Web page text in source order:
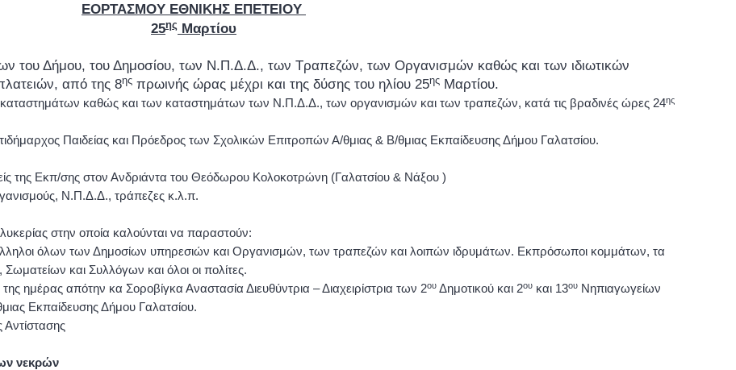
ΕΟΡΤΑΣΜΟΥ ΕΘΝΙΚΗΣ ΕΠΕΤΕΙΟΥ
25ης Μαρτίου
του Δήμου, του Δημοσίου, των Ν.Π.Δ.Δ., των Τραπεζών, των Οργανισμών καθώς και των ιδιωτικών
από της 8ης πρωινής ώρας μέχρι και της δύσης του ηλίου 25ης Μαρτίου.
καθώς και των καταστημάτων των Ν.Π.Δ.Δ., των οργανισμών και των τραπεζών, κατά τις βραδινές ώρες 24ης
Παιδείας και Πρόεδρος των Σχολικών Επιτροπών Α/θμιας & Β/θμιας Εκπαίδευσης Δήμου Γαλατσίου.
της Εκπ/σης στον Ανδριάντα του Θεόδωρου Κολοκοτρώνη (Γαλατσίου & Νάξου )
Ν.Π.Δ.Δ., τράπεζες κ.λ.π.
στην οποία καλούνται να παραστούν:
όλων των Δημοσίων υπηρεσιών και Οργανισμών, των τραπεζών και λοιπών ιδρυμάτων. Εκπρόσωποι κομμάτων, τα
και Συλλόγων και όλοι οι πολίτες.
ημέρας απότην κα Σοροβίγκα Αναστασία Διευθύντρια – Διαχειρίστρια των 2ου Δημοτικού και 2ου και 13ου Νηπιαγωγείων
Εκπαίδευσης Δήμου Γαλατσίου.
Αντίστασης
νεκρών